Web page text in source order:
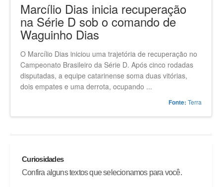
Marcílio Dias inicia recuperação
na Série D sob o comando de
Waguinho Dias
O Marcílio Dias iniciou uma trajetória de recuperação no
Campeonato Brasileiro da Série D. Após cinco rodadas
disputadas, a equipe catarinense soma duas vitórias,